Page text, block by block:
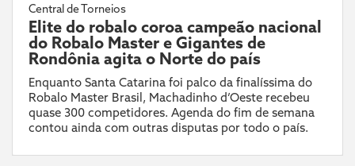
Central de Torneios
Elite do robalo coroa campeão nacional
do Robalo Master e Gigantes de
Rondônia agita o Norte do país
Enquanto Santa Catarina foi palco da finalíssima do
Robalo Master Brasil, Machadinho d’Oeste recebeu
quase 300 competidores. Agenda do fim de semana
contou ainda com outras disputas por todo o país.